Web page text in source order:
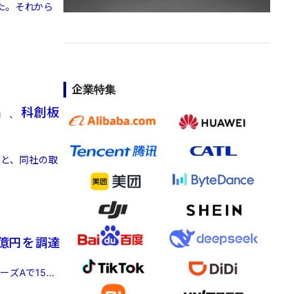
。それから
、科創板
、同社の取
円を調達
ズAで15...
企業特集